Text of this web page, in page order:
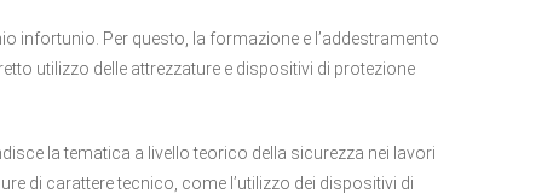
infortunio. Per questo, la formazione e l’addestramento
utilizzo delle attrezzature e dispositivi di protezione
la tematica a livello teorico della sicurezza nei lavori
di carattere tecnico, come l’utilizzo dei dispositivi di